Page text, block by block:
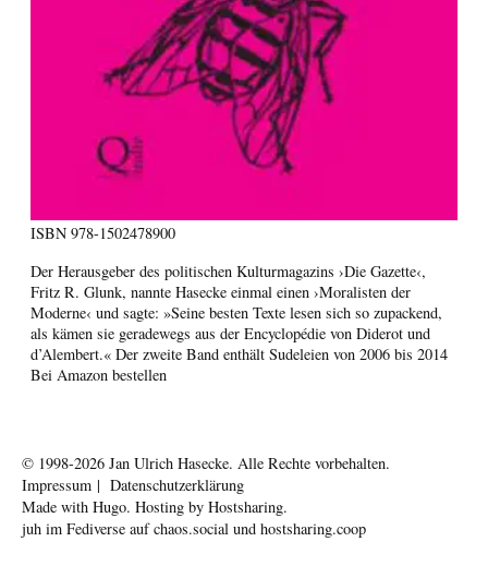
ISBN 978-1502478900
Der Herausgeber des politischen Kulturmagazins ›Die Gazette‹,
Fritz R. Glunk, nannte Hasecke einmal einen ›Moralisten der
Moderne‹ und sagte: »Seine besten Texte lesen sich so zupackend,
als kämen sie geradewegs aus der Encyclopédie von Diderot und
d’Alembert.« Der zweite Band enthält Sudeleien von 2006 bis 2014
Bei Amazon bestellen
© 1998-2026 Jan Ulrich Hasecke. Alle Rechte vorbehalten.
Impressum | Datenschutzerklärung
Made with Hugo. Hosting by Hostsharing.
juh im Fediverse aufchaos.social und hostsharing.coop